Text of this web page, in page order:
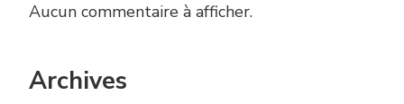
Aucun commentaire à afficher.
Archives